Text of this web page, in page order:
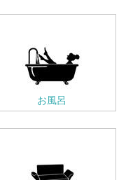
お風呂